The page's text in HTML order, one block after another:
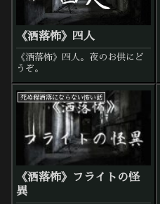
《洒落怖》四人
《洒落怖》四人。夜のお供にど
うぞ。
死ぬ程洒落にならない怖い話
《洒落怖》フライトの怪
異